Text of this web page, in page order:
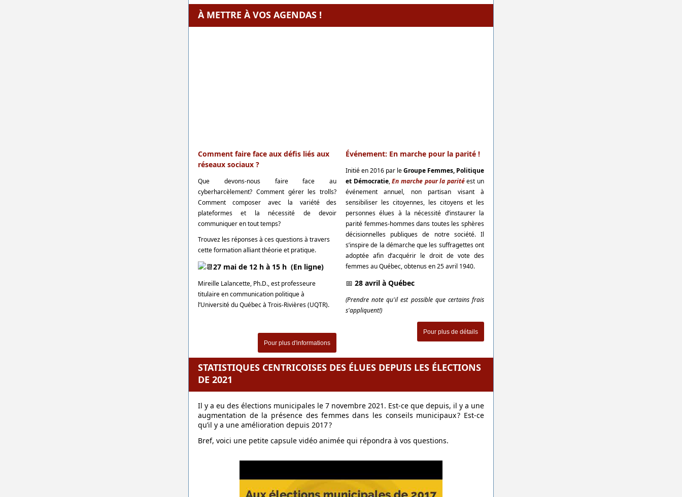
À METTRE À VOS AGENDAS !
Comment faire face aux défis liés aux
réseaux sociaux ?
Que devons-nous faire face au
cyberharcèlement? Comment gérer les trolls?
Comment composer avec la variété des
plateformes et la nécessité de devoir
communiquer en tout temps?
Trouvez les réponses à ces questions à travers
cette formation alliant théorie et pratique.
27 mai de 12 h à 15 h (En ligne)
Mireille Lalancette, Ph.D., est professeure
titulaire en communication politique à
l’Université du Québec à Trois-Rivières (UQTR).
Pour plus d'informations
Événement: En marche pour la parité !
Initié en 2016 par leGroupe Femmes, Politique
et Démocratie,En marche pour la paritéest un
événement annuel, non partisan visant à
sensibiliser les citoyennes, les citoyens et les
personnes élues à la nécessité d’instaurer la
parité femmes-hommes dans toutes les sphères
décisionnelles publiques de notre société. Il
s’inspire de la démarche que les suffragettes ont
adoptée afin d’acquérir le droit de vote des
femmes au Québec, obtenus en 25 avril 1940.
📅 28 avril à Québec
(Prendre note qu'il est possible que certains frais
s'appliquent!)
Pour plus de détails
STATISTIQUES CENTRICOISES DES ÉLUES DEPUIS LES ÉLECTIONS
DE 2021
Il y a eu des élections municipales le 7 novembre 2021. Est-ce que depuis, il y a une
augmentation de la présence des femmes dans les conseils municipaux ? Est-ce
qu’il y a une amélioration depuis 2017 ?
Bref, voici une petite capsule vidéo animée qui répondra à vos questions.